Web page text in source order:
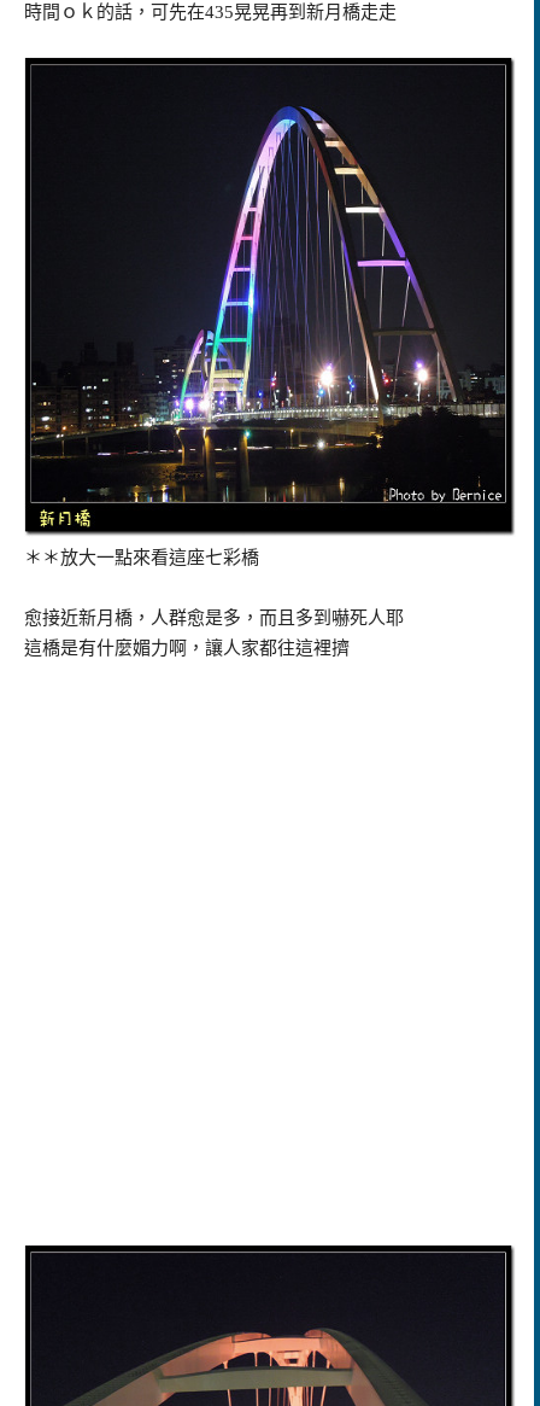
時間ｏｋ的話，可先在435晃晃再到新月橋走走
＊＊放大一點來看這座七彩橋
愈接近新月橋，人群愈是多，而且多到嚇死人耶
這橋是有什麼媚力啊，讓人家都往這裡擠